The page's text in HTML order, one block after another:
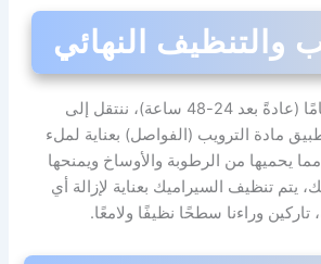
بعد أن يجف الغراء تمامًا (عادةً بعد 24-48 ساعة)، ننتقل إلى
مادة الترويب (الفواصل) بعناية لملء
يحميها من الرطوبة والأوساخ ويمنحها
يتم تنظيف السيراميك بعناية لإزالة أي
تاركين وراءنا سطحًا نظيفًا ولامعًا.